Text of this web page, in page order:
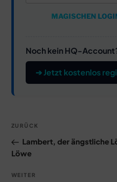
MAGISCHEN
Noch kein HQ-
➔ Jetzt kostenlos
Beitragsnavigation
Vorheriger
Beitrag
ZURÜCK
Lambert, der ängstliche
Löwe
Nächster
WEITER